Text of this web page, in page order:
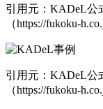
引用元：KADeL公
（https://fukoku-
引用元：KADeL公
（https://fukoku-